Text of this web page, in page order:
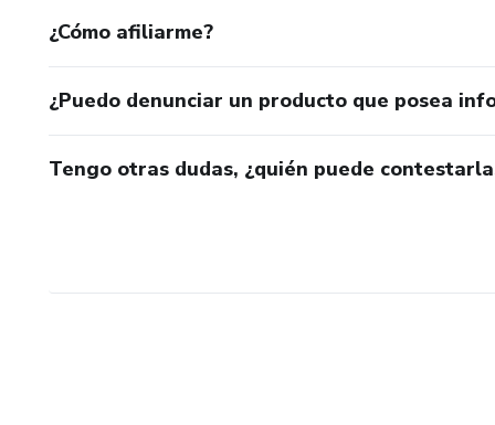
¿Cómo afiliarme?
¿Puedo denunciar un producto que posea
Tengo otras dudas, ¿quién puede